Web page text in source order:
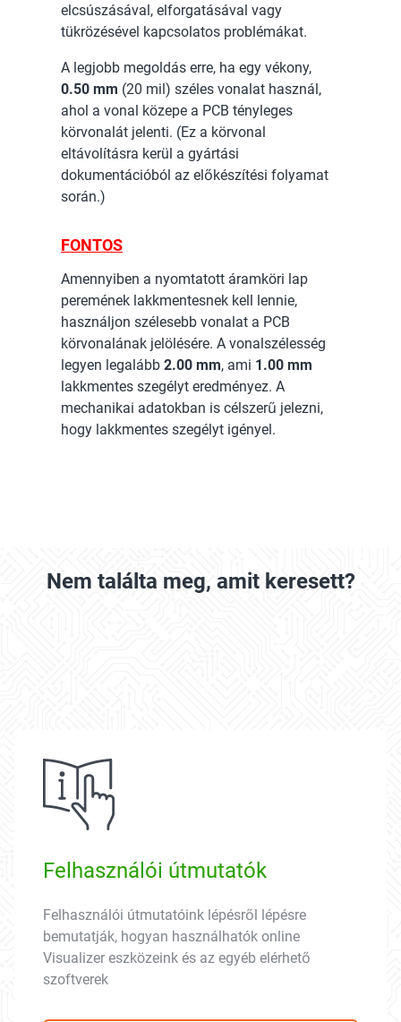
elcsúszásával, elforgatásával vagy
tükrözésével kapcsolatos problémákat.
A legjobb megoldás erre, ha egy vékony,
0.50 mm (20 mil) széles vonalat használ,
ahol a vonal közepe a PCB tényleges
körvonalát jelenti. (Ez a körvonal
eltávolításra kerül a gyártási
dokumentációból az előkészítési folyamat
során.)
FONTOS
Amennyiben a nyomtatott áramköri lap
peremének lakkmentesnek kell lennie,
használjon szélesebb vonalat a PCB
körvonalának jelölésére. A vonalszélesség
legyen legalább 2.00 mm, ami 1.00 mm
lakkmentes szegélyt eredményez. A
mechanikai adatokban is célszerű jelezni,
hogy lakkmentes szegélyt igényel.
Nem találta meg, amit keresett?
Felhasználói útmutatók
Felhasználói útmutatóink lépésről lépésre
bemutatják, hogyan használhatók online
Visualizer eszközeink és az egyéb elérhető
szoftverek